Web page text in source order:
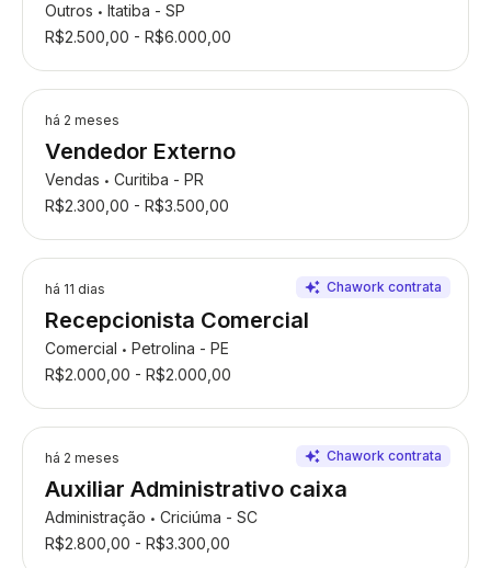
Outros • Itatiba - SP
R$2.500,00 - R$6.000,00
há 2 meses
Vendedor Externo
Vendas • Curitiba - PR
R$2.300,00 - R$3.500,00
há 11 dias
Recepcionista Comercial
Comercial • Petrolina - PE
R$2.000,00 - R$2.000,00
há 2 meses
Auxiliar Administrativo caixa
Administração • Criciúma - SC
R$2.800,00 - R$3.300,00